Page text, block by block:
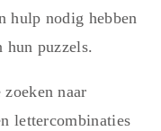
hulp nodig hebben
puzzels.
naar
lettercombinaties